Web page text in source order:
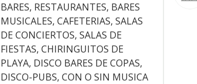
BARES, RESTAURANTES, BARES
MUSICALES, CAFETERIAS, SALAS
DE CONCIERTOS, SALAS DE
FIESTAS, CHIRINGUITOS DE
PLAYA, DISCO BARES DE COPAS,
DISCO-PUBS, CON O SIN MUSICA